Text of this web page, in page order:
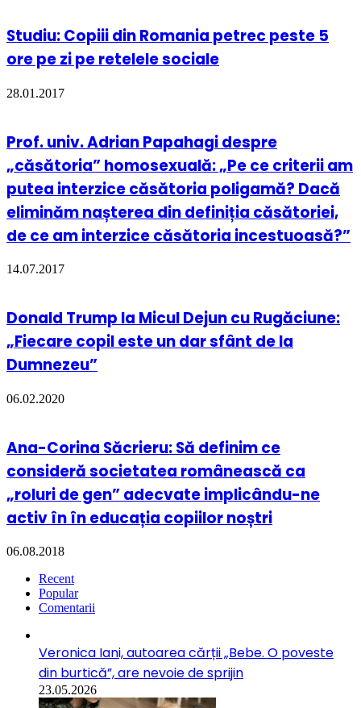
Studiu: Copiii din Romania petrec peste 5
ore pe zi pe retelele sociale
28.01.2017
Prof. univ. Adrian Papahagi despre
„căsătoria” homosexuală: „Pe ce criterii am
putea interzice căsătoria poligamă? Dacă
eliminăm nașterea din definiția căsătoriei,
de ce am interzice căsătoria incestuoasă?”
14.07.2017
Donald Trump la Micul Dejun cu Rugăciune:
„Fiecare copil este un dar sfânt de la
Dumnezeu”
06.02.2020
Ana-Corina Săcrieru: Să definim ce
consideră societatea românească ca
„roluri de gen” adecvate implicându-ne
activ în în educația copiilor noștri
06.08.2018
Recent
Popular
Comentarii
Veronica Iani, autoarea cărții „Bebe. O poveste
din burtică”, are nevoie de sprijin
23.05.2026